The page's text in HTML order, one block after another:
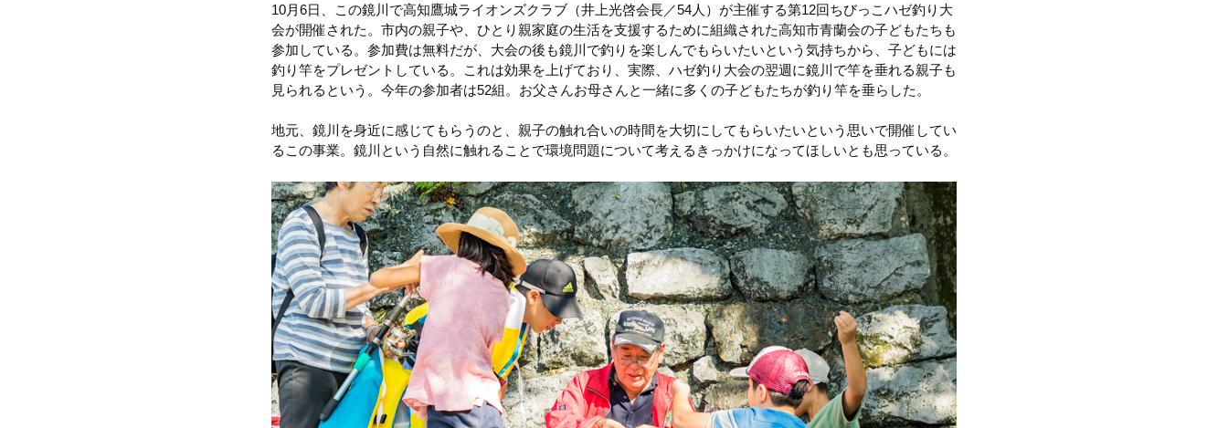
10月6日、この鏡川で高知鷹城ライオンズクラブ（井上光啓会長／54人）が主催する第12回ちびっこハゼ釣り大
会が開催された。市内の親子や、ひとり親家庭の生活を支援するために組織された高知市青蘭会の子どもたちも
参加している。参加費は無料だが、大会の後も鏡川で釣りを楽しんでもらいたいという気持ちから、子どもには
釣り竿をプレゼントしている。これは効果を上げており、実際、ハゼ釣り大会の翌週に鏡川で竿を垂れる親子も
見られるという。今年の参加者は52組。お父さんお母さんと一緒に多くの子どもたちが釣り竿を垂らした。
地元、鏡川を身近に感じてもらうのと、親子の触れ合いの時間を大切にしてもらいたいという思いで開催してい
るこの事業。鏡川という自然に触れることで環境問題について考えるきっかけになってほしいとも思っている。